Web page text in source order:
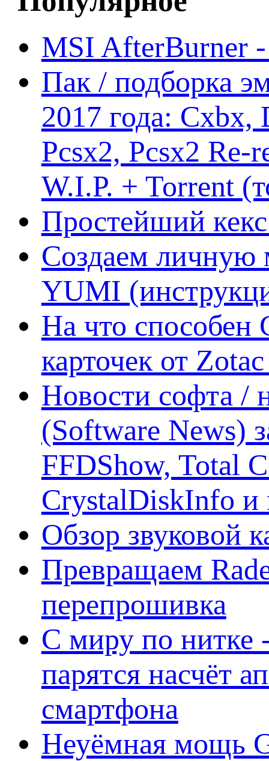
MSI AfterBurner
Пак / подборка
2017 года:
Pcsx2, Pcsx2
W.I.P. + Torrent
Простейший кекс
Создаем личную
YUMI
На что способен
карточек от
Новости софта /
(Software News)
FFDShow, Total
CrystalDiskInfo и
Обзор звуковой
Превращаем
перепрошивка
С миру по нитке
парятся насчёт
смартфона
Неуёмная мощь